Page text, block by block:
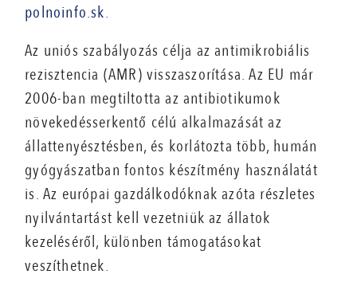
polnoinfo.sk.
Az uniós szabályozás célja az antimikrobiális
rezisztencia (AMR) visszaszorítása. Az EU már
2006-ban megtiltotta az antibiotikumok
növekedésserkentő célú alkalmazását az
állattenyésztésben, és korlátozta több, humán
gyógyászatban fontos készítmény használatát
is. Az európai gazdálkodóknak azóta részletes
nyilvántartást kell vezetniük az állatok
kezeléséről, különben támogatásokat
veszíthetnek.